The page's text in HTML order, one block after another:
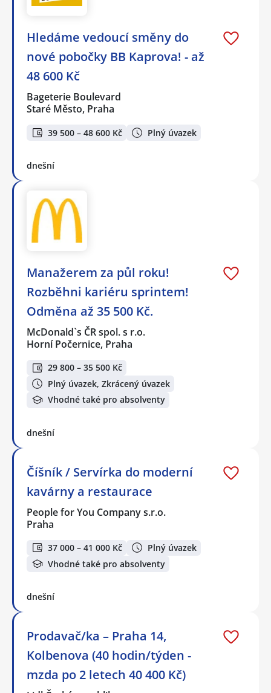
Hledáme vedoucí směny do
nové pobočky BB Kaprova! - až
48 600 Kč
Bageterie Boulevard
Staré Město, Praha
39 500 – 48 600 Kč Plný úvazek
dnešní
Manažerem za půl roku!
Rozběhni kariéru sprintem!
Odměna až 35 500 Kč.
McDonald`s ČR spol. s r.o.
Horní Počernice, Praha
29 800 – 35 500 Kč
Plný úvazek, Zkrácený úvazek
Vhodné také pro absolventy
dnešní
Číšník / Servírka do moderní
kavárny a restaurace
People for You Company s.r.o.
Praha
37 000 – 41 000 Kč
Plný úvazek
Vhodné také pro absolventy
dnešní
Prodavač/ka – Praha 14,
Kolbenova (40 hodin/týden -
mzda po 2 letech 40 400 Kč)